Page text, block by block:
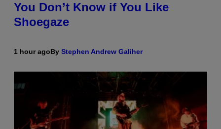
You Don’t Know if You Like
Shoegaze
1 hour agoBy Stephen Andrew Galiher